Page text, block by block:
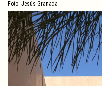
Foto: Jesús Granada